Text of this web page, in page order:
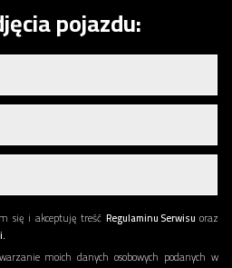
pojazdu:
się i akceptuję treść Regulaminu Serwisu oraz
moich danych osobowych podanych w